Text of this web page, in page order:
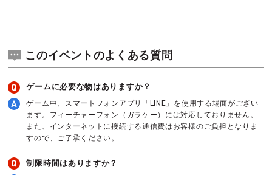
このイベントのよくある質問
ゲームに必要な物はありますか？
ゲーム中、スマートフォンアプリ「LINE」を使用する場面がござい
ます。フィーチャーフォン（ガラケー）には対応しておりません。
また、インターネットに接続する通信費はお客様のご負担となりま
すので、ご了承ください。
制限時間はありますか？